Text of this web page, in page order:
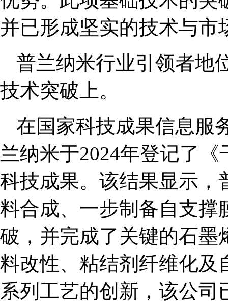
并已形成坚实的技术与市
普兰纳米行业引领者地
技术突破上。
在国家科技成果信息服
兰纳米于2024年登记了
科技成果。该结果显示，
料合成、一步制备自支撑
破，并完成了关键的石墨
料改性、粘结剂纤维化及
系列工艺的创新，该公